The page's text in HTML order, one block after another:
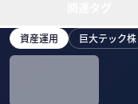
資産運用 巨大テック株